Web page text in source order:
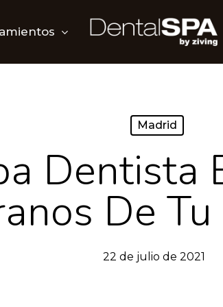
Madrid
Dentista
De
22 de julio de 2021